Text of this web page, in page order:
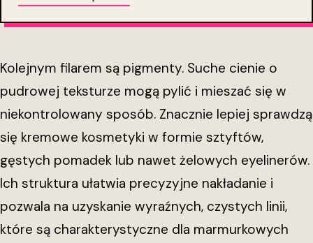
Kolejnym filarem są pigmenty. Suche cienie o
pudrowej teksturze mogą pylić i mieszać się w
niekontrolowany sposób. Znacznie lepiej sprawdzą
się kremowe kosmetyki w formie sztyftów,
gęstych pomadek lub nawet żelowych eyelinerów.
Ich struktura ułatwia precyzyjne nakładanie i
pozwala na uzyskanie wyraźnych, czystych linii,
które są charakterystyczne dla marmurkowych